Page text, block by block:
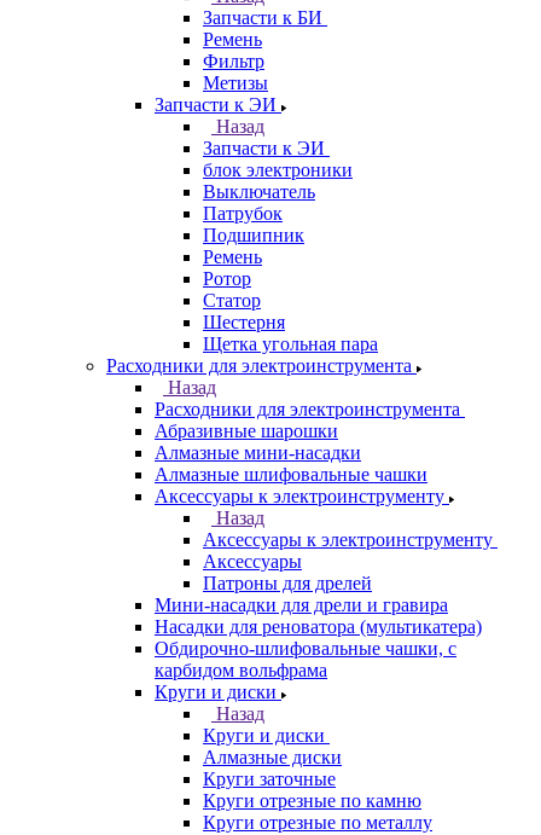
Запчасти к БИ
Ремень
Фильтр
Метизы
Запчасти к ЭИ
Назад
Запчасти к ЭИ
блок электроники
Выключатель
Патрубок
Подшипник
Ремень
Ротор
Статор
Шестерня
Щетка угольная пара
Расходники для электроинструмента
Назад
Расходники для электроинструмента
Абразивные шарошки
Алмазные мини-насадки
Алмазные шлифовальные чашки
Аксессуары к электроинструменту
Назад
Аксессуары к электроинструменту
Аксессуары
Патроны для дрелей
Мини-насадки для дрели и гравира
Насадки для реноватора (мультикатера)
Обдирочно-шлифовальные чашки, с
карбидом вольфрама
Круги и диски
Назад
Круги и диски
Алмазные диски
Круги заточные
Круги отрезные по камню
Круги отрезные по металлу